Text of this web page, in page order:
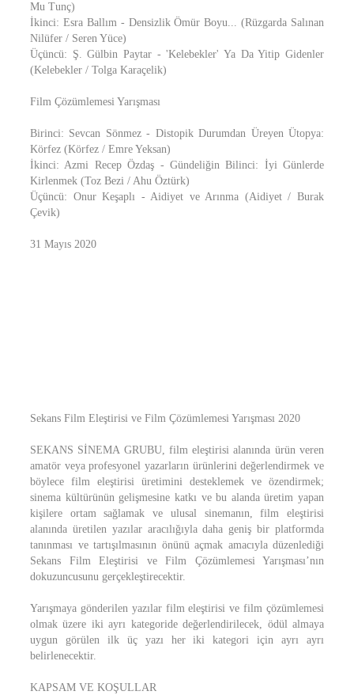
Mu Tunç)
İkinci: Esra Ballım - Densizlik Ömür Boyu... (Rüzgarda Salınan
Nilüfer / Seren Yüce)
Üçüncü: Ş. Gülbin Paytar - 'Kelebekler' Ya Da Yitip Gidenler
(Kelebekler / Tolga Karaçelik)
Film Çözümlemesi Yarışması
Birinci: Sevcan Sönmez - Distopik Durumdan Üreyen Ütopya:
Körfez (Körfez / Emre Yeksan)
İkinci: Azmi Recep Özdaş - Gündeliğin Bilinci: İyi Günlerde
Kirlenmek (Toz Bezi / Ahu Öztürk)
Üçüncü: Onur Keşaplı - Aidiyet ve Arınma (Aidiyet / Burak
Çevik)
31 Mayıs 2020
Sekans Film Eleştirisi ve Film Çözümlemesi Yarışması 2020
SEKANS SİNEMA GRUBU, film eleştirisi alanında ürün veren
amatör veya profesyonel yazarların ürünlerini değerlendirmek ve
böylece film eleştirisi üretimini desteklemek ve özendirmek;
sinema kültürünün gelişmesine katkı ve bu alanda üretim yapan
kişilere ortam sağlamak ve ulusal sinemanın, film eleştirisi
alanında üretilen yazılar aracılığıyla daha geniş bir platformda
tanınması ve tartışılmasının önünü açmak amacıyla düzenlediği
Sekans Film Eleştirisi ve Film Çözümlemesi Yarışması’nın
dokuzuncusunu gerçekleştirecektir.
Yarışmaya gönderilen yazılar film eleştirisi ve film çözümlemesi
olmak üzere iki ayrı kategoride değerlendirilecek, ödül almaya
uygun görülen ilk üç yazı her iki kategori için ayrı ayrı
belirlenecektir.
KAPSAM VE KOŞULLAR